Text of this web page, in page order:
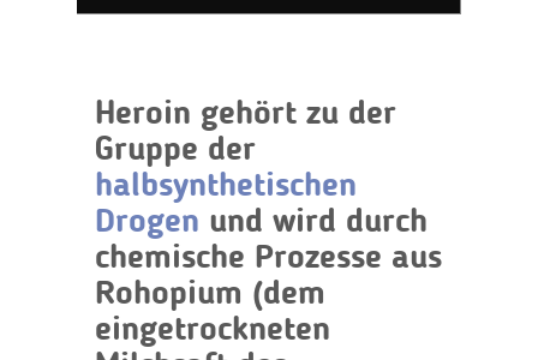
Heroin gehört zu der
Gruppe der
halbsynthetischen
Drogen und wird durch
chemische Prozesse aus
Rohopium (dem
eingetrockneten